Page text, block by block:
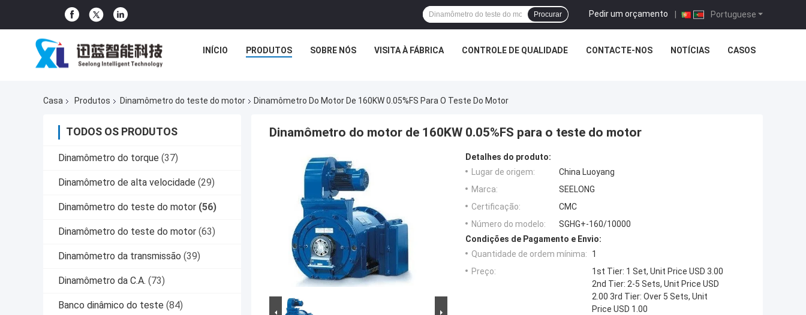
Portuguese
Pedir um orçamento |
Procurar
INÍCIO PRODUTOS SOBRE NÓS VISITA À FÁBRICA CONTROLE DE QUALIDADE CONTACTE-NOS NOTÍCIAS CASOS
Casa Produtos Dinamômetro do teste do motor Dinamômetro Do Motor De 160KW 0.05%FS Para O Teste Do Motor
TODOS OS PRODUTOS
Dinamômetro do torque (37)
Dinamômetro de alta velocidade (29)
Dinamômetro do teste do motor (56)
Dinamômetro do teste do motor (63)
Dinamômetro da transmissão (39)
Dinamômetro da C.A. (73)
Banco dinâmico do teste (84)
Dinamômetro do motor de 160KW 0.05%FS para o teste do motor
Detalhes do produto:
Lugar de origem:
China Luoyang
Marca:
SEELONG
Certificação:
CMC
Número do modelo:
SGHG+-160/10000
Condições de Pagamento e Envio:
Quantidade de ordem mínima:
1
Preço:
1st Tier: 1 Set, Unit Price USD 3.00
2nd Tier: 2-5 Sets, Unit Price USD
2.00 3rd Tier: Over 5 Sets, Unit
Price USD 1.00